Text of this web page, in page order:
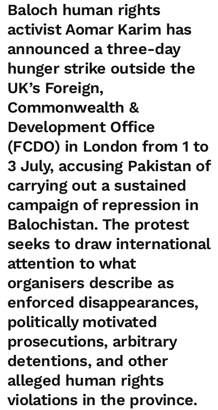
Baloch human rights
activistAomar Karim has
announced a three-day
hunger strike outside the
UK’s Foreign,
Commonwealth &
Development Office
(FCDO) in London from 1 to
3 July, accusing Pakistan of
carrying out a sustained
campaign of repression in
Balochistan. The protest
seeks to draw international
attention to what
organisers describe as
enforced disappearances,
politically motivated
prosecutions, arbitrary
detentions, and other
alleged human rights
violations in the province.